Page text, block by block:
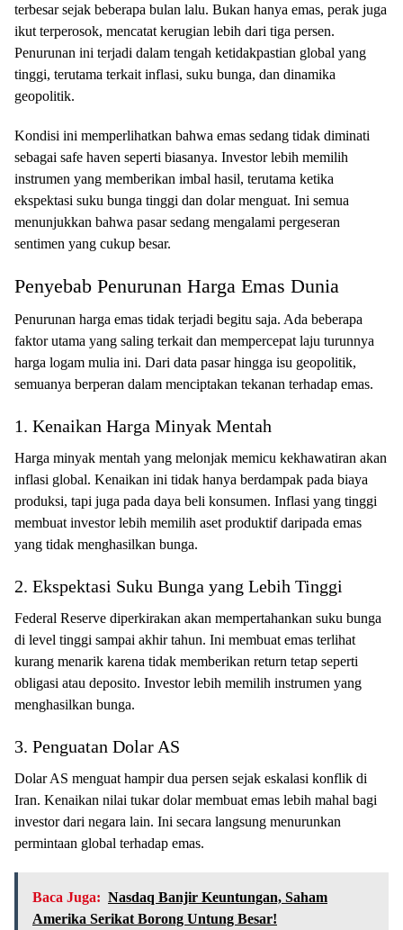
terbesar sejak beberapa bulan lalu. Bukan hanya emas, perak juga
ikut terperosok, mencatat kerugian lebih dari tiga persen.
Penurunan ini terjadi dalam tengah ketidakpastian global yang
tinggi, terutama terkait inflasi, suku bunga, dan dinamika
geopolitik.
Kondisi ini memperlihatkan bahwa emas sedang tidak diminati
sebagai safe haven seperti biasanya. Investor lebih memilih
instrumen yang memberikan imbal hasil, terutama ketika
ekspektasi suku bunga tinggi dan dolar menguat. Ini semua
menunjukkan bahwa pasar sedang mengalami pergeseran
sentimen yang cukup besar.
Penyebab Penurunan Harga Emas Dunia
Penurunan harga emas tidak terjadi begitu saja. Ada beberapa
faktor utama yang saling terkait dan mempercepat laju turunnya
harga logam mulia ini. Dari data pasar hingga isu geopolitik,
semuanya berperan dalam menciptakan tekanan terhadap emas.
1. Kenaikan Harga Minyak Mentah
Harga minyak mentah yang melonjak memicu kekhawatiran akan
inflasi global. Kenaikan ini tidak hanya berdampak pada biaya
produksi, tapi juga pada daya beli konsumen. Inflasi yang tinggi
membuat investor lebih memilih aset produktif daripada emas
yang tidak menghasilkan bunga.
2. Ekspektasi Suku Bunga yang Lebih Tinggi
Federal Reserve diperkirakan akan mempertahankan suku bunga
di level tinggi sampai akhir tahun. Ini membuat emas terlihat
kurang menarik karena tidak memberikan return tetap seperti
obligasi atau deposito. Investor lebih memilih instrumen yang
menghasilkan bunga.
3. Penguatan Dolar AS
Dolar AS menguat hampir dua persen sejak eskalasi konflik di
Iran. Kenaikan nilai tukar dolar membuat emas lebih mahal bagi
investor dari negara lain. Ini secara langsung menurunkan
permintaan global terhadap emas.
Baca Juga: Nasdaq Banjir Keuntungan, Saham
Amerika Serikat Borong Untung Besar!